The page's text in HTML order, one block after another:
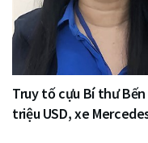
Truy tố cựu Bí thư
triệu USD, xe